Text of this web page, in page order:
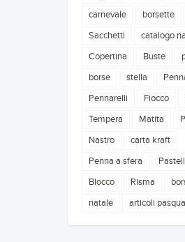
carnevale
borsette
Sacchetti
catalogo
Copertina
Buste
borse
stella
Pennarelli
Fiocco
Tempera
Matita
Nastro
carta kraft
Penna a sfera
Blocco
Risma
natale
articoli